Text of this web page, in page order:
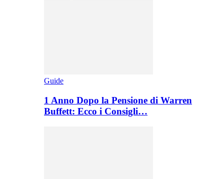
Guide
1 Anno Dopo la Pensione di Warren
Buffett: Ecco i Consigli…